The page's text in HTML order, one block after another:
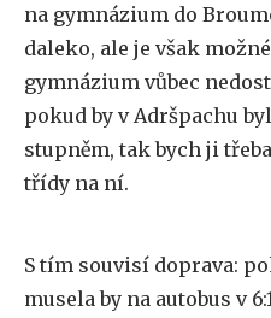
na gymnázium do
daleko, ale je však
gymnázium vůbec
pokud by v Adršpachu
stupněm, tak bych ji
třídy na ní.
S tím souvisí doprava:
musela by na autobus v